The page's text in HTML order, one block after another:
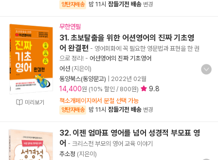
양탄자배송 밤 11시 잠들기전 배송 변경
미리보기
무한연필
31. 초보탈출을 위한 어션영어의 진짜 기초영
어 완결편 - 영어회화에 꼭 필요한 영문법과 표현을 한 권
으로 정리! - 어션영어의 진짜 기초영어
어션 (지은이)
동양북스(동양문고)
2022년 02월
14,400원 (10% 할인 / 800원) 9.8
책소개페이지에서 분철 선택 가능
양탄자배송 밤 11시 잠들기전 배송 변경
32. 이젠 엄마표 영어를 넘어 성경적 부모표 영
어 - 크리스천 부모의 영어 교육 이야기
추소정 (지은이)